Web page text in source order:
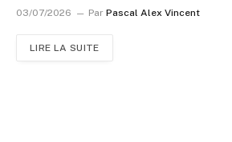
03/07/2026 Par Pascal Alex Vincent
LIRE LA SUITE